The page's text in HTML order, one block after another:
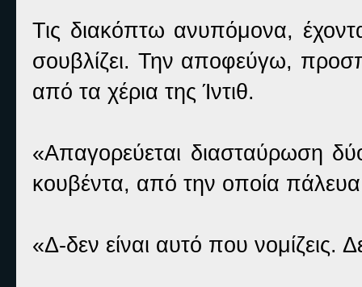
Τις διακόπτω ανυπόμονα,
σουβλίζει. Την αποφεύγω,
από τα χέρια της Ίντιθ.
«Απαγορεύεται διασταύρωση
κουβέντα, από την οποία
«Δ-δεν είναι αυτό που νομίζεις.